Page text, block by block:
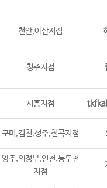
천안,아산지점
청주지점
시흥지점
구미,김천,성주,칠곡지점
양주,의정부,연천,동두천
지점